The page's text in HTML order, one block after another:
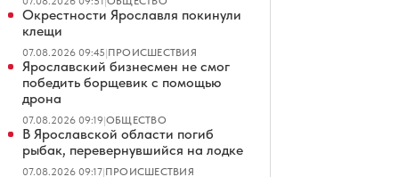
Окрестности Ярославля покинули
клещи
07.08.2026 09:45|ПРОИСШЕСТВИЯ
Ярославский бизнесмен не смог
победить борщевик с помощью
дрона
07.08.2026 09:19|ОБЩЕСТВО
В Ярославской области погиб
рыбак, перевернувшийся на лодке
07.08.2026 09:17|ПРОИСШЕСТВИЯ